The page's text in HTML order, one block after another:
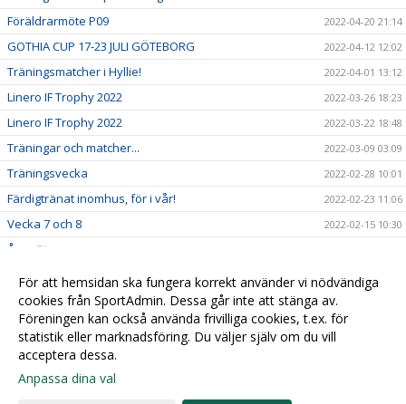
Föräldrarmöte P09 2022-04-20 21:14
GOTHIA CUP 17-23 JULI GÖTEBORG 2022-04-12 12:02
Träningsmatcher i Hyllie! 2022-04-01 13:12
Linero IF Trophy 2022 2022-03-26 18:23
Linero IF Trophy 2022 2022-03-22 18:48
Träningar och matcher... 2022-03-09 03:09
Träningsvecka 2022-02-28 10:01
Färdigtränat inomhus, för i vår! 2022-02-23 11:06
Vecka 7 och 8 2022-02-15 10:30
Årsmöte
Försäsongen fortsätter! 2022-01-27 13:06
Längre inomhusträningar på fredagar!! 2022-01-19 09:52
Nu är UIF P2009 igång med Sport Admin! 2022-01-13 14:32
För att hemsidan ska fungera korrekt använder vi nödvändiga
cookies från SportAdmin. Dessa går inte att stänga av.
Föreningen kan också använda frivilliga cookies, t.ex. för
statistik eller marknadsföring. Du väljer själv om du vill
acceptera dessa.
Anpassa dina val